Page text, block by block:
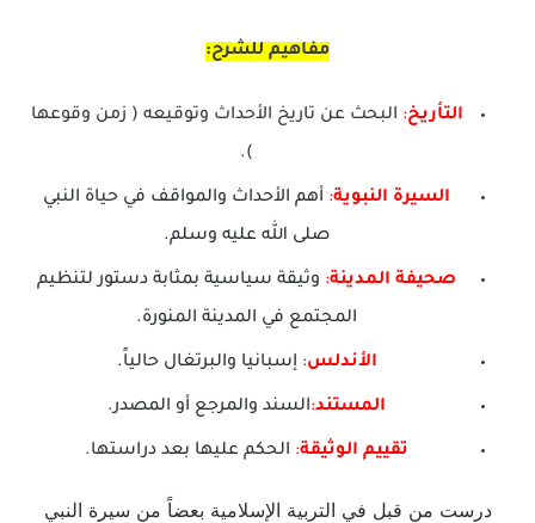
مفاهيم للشرح:
التأريخ: البحث عن تاريخ الأحداث وتوقيعه ( زمن وقوعها
).
السيرة النبوية: أهم الأحداث والمواقف في حياة النبي
صلى الله عليه وسلم.
صحيفة المدينة: وثيقة سياسية بمثابة دستور لتنظيم
المجتمع في المدينة المنورة.
الأندلس: إسبانيا والبرتغال حالياً.
المستند:السند والمرجع أو المصدر.
تقييم الوثيقة: الحكم عليها بعد دراستها.
درست من قبل في التربية الإسلامية بعضاً من سيرة النبي